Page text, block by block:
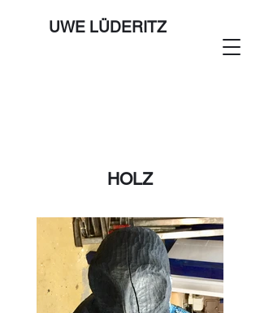
UWE LÜDERITZ
HOLZ